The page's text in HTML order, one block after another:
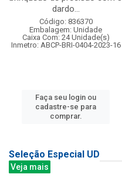
dardo...
Código: 836370
Embalagem: Unidade
Caixa Com: 24 Unidade(s)
Inmetro: ABCP-BRI-0404-2023-16
Faça seu login ou
cadastre-se para
comprar.
Seleção Especial UD
Veja mais